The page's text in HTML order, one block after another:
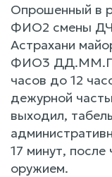
Опрошенный в
ФИО2 смены
Астрахани
ФИО3
часов до 12
дежурной
выходил,
17 минут,
оружием.